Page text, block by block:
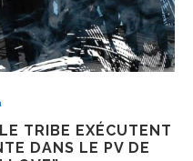
TRIBE EXÉCUTENT
DANS LE PV DE